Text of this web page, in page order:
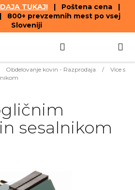
TUKAJ!| Poštena cena |
800+ prevzemnih mest po vsej
Sloveniji
Obdelovanje kovin - Razprodaja /
Vice s
sesalnikom